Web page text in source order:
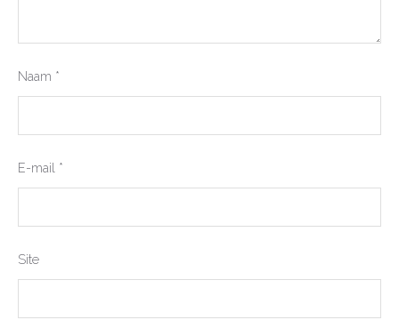
Naam *
E-mail *
Site